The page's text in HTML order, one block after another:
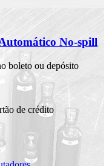
No-spill
boleto ou depósito
de crédito